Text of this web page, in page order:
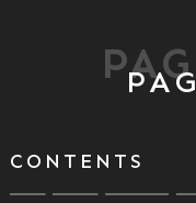
CONTENTS